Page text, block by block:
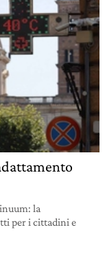
la
per i cittadini e